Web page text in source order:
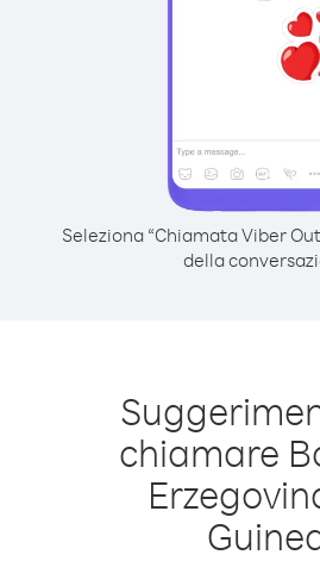
Seleziona “Chiamata Viber
della
chiamare